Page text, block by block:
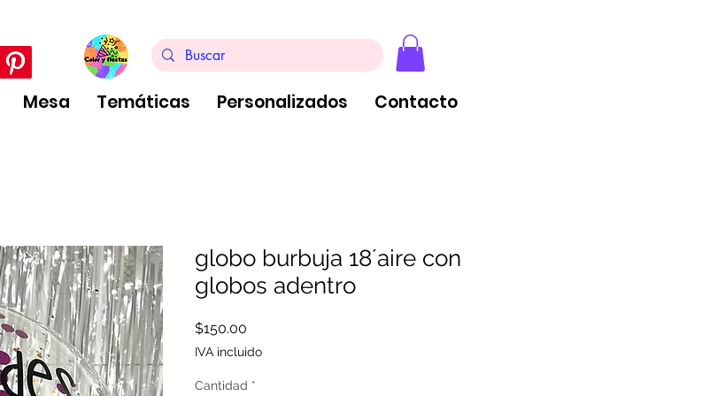
Mesa Temáticas Personalizados Contacto
globo burbuja 18´aire con
globos adentro
$150.00
IVA incluido
Cantidad *